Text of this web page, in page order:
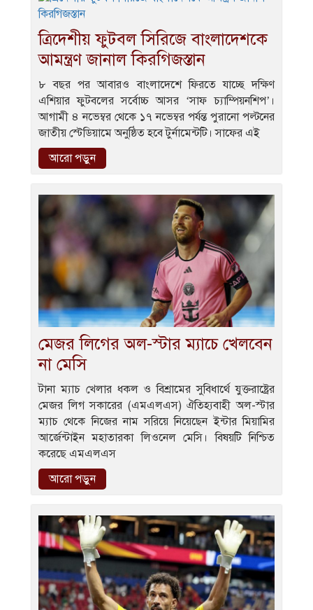
ত্রিদেশীয় ফুটবল সিরিজে বাংলাদেশকে
আমন্ত্রণ জানাল কিরগিজস্তান
৮ বছর পর আবারও বাংলাদেশে ফিরতে যাচ্ছে দক্ষিণ
এশিয়ার ফুটবলের সর্বোচ্চ আসর ‘সাফ চ্যাম্পিয়নশিপ’।
আগামী ৪ নভেম্বর থেকে ১৭ নভেম্বর পর্যন্ত পুরানো পল্টনের
জাতীয় স্টেডিয়ামে অনুষ্ঠিত হবে টুর্নামেন্টটি। সাফের এই
আরো পড়ুন
মেজর লিগের অল-স্টার ম্যাচে খেলবেন
না মেসি
টানা ম্যাচ খেলার ধকল ও বিশ্রামের সুবিধার্থে যুক্তরাষ্ট্রের
মেজর লিগ সকারের (এমএলএস) ঐতিহ্যবাহী অল-স্টার
ম্যাচ থেকে নিজের নাম সরিয়ে নিয়েছেন ইন্টার মিয়ামির
আর্জেন্টাইন মহাতারকা লিওনেল মেসি। বিষয়টি নিশ্চিত
করেছে এমএলএস
আরো পড়ুন